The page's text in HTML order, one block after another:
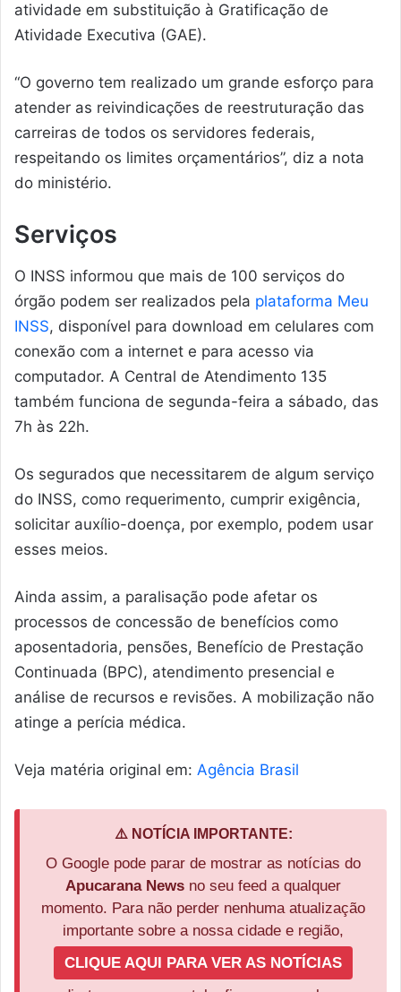
atividade em substituição à Gratificação de
Atividade Executiva (GAE).
“O governo tem realizado um grande esforço para
atender as reivindicações de reestruturação das
carreiras de todos os servidores federais,
respeitando os limites orçamentários”, diz a nota
do ministério.
Serviços
O INSS informou que mais de 100 serviços do
órgão podem ser realizados pela plataforma Meu
INSS, disponível para download em celulares com
conexão com a internet e para acesso via
computador. A Central de Atendimento 135
também funciona de segunda-feira a sábado, das
7h às 22h.
Os segurados que necessitarem de algum serviço
do INSS, como requerimento, cumprir exigência,
solicitar auxílio-doença, por exemplo, podem usar
esses meios.
Ainda assim, a paralisação pode afetar os
processos de concessão de benefícios como
aposentadoria, pensões, Benefício de Prestação
Continuada (BPC), atendimento presencial e
análise de recursos e revisões. A mobilização não
atinge a perícia médica.
Veja matéria original em: Agência Brasil
⚠️ NOTÍCIA IMPORTANTE:
O Google pode parar de mostrar as notícias do
Apucarana News no seu feed a qualquer
momento. Para não perder nenhuma atualização
importante sobre a nossa cidade e região,
CLIQUE AQUI PARA VER AS NOTÍCIAS